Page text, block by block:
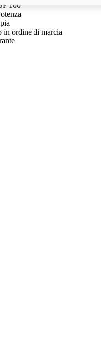
100
in ordine di marcia